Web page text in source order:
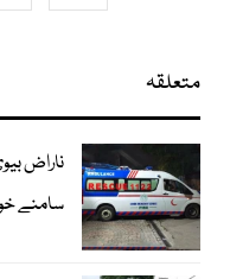
متعلقہ
ناراض
سامنے